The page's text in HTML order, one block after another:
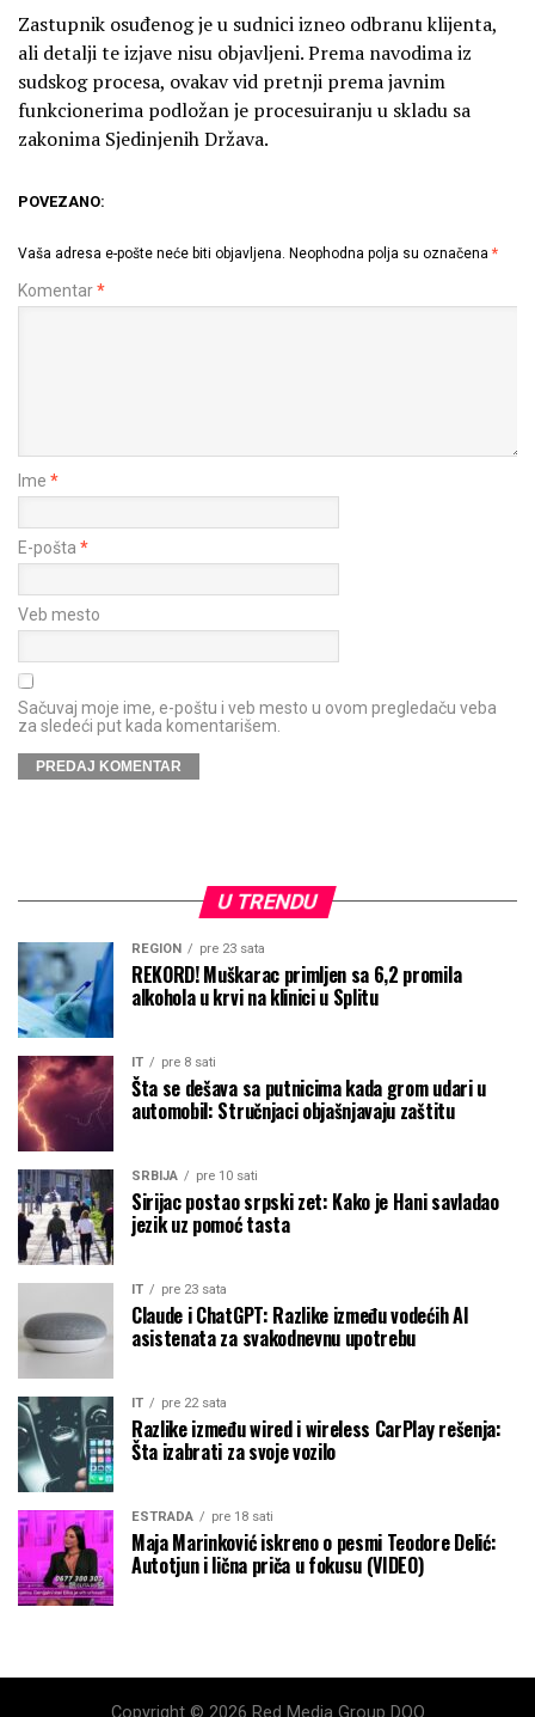
Zastupnik osuđenog je u sudnici izneo odbranu klijenta,
ali detalji te izjave nisu objavljeni. Prema navodima iz
sudskog procesa, ovakav vid pretnji prema javnim
funkcionerima podložan je procesuiranju u skladu sa
zakonima Sjedinjenih Država.
POVEZANO:
Vaša adresa e-pošte neće biti objavljena. Neophodna polja su označena *
Komentar*
Ime *
E-pošta *
Veb mesto
Sačuvaj moje ime, e-poštu i veb mesto u ovom pregledaču veba
za sledeći put kada komentarišem.
U TRENDU
REGION pre 23 sata
REKORD! Muškarac primljen sa 6,2 promila
alkohola u krvi na klinici u Splitu
IT pre 8 sati
Šta se dešava sa putnicima kada grom udari u
automobil: Stručnjaci objašnjavaju zaštitu
SRBIJA pre 10 sati
Sirijac postao srpski zet: Kako je Hani savladao
jezik uz pomoć tasta
IT pre 23 sata
Claude i ChatGPT: Razlike između vodećih AI
asistenata za svakodnevnu upotrebu
IT pre 22 sata
Razlike između wired i wireless CarPlay rešenja:
Šta izabrati za svoje vozilo
ESTRADA pre 18 sati
Maja Marinković iskreno o pesmi Teodore Delić:
Autotjun i lična priča u fokusu (VIDEO)
Copyright © 2026 Red Media Group DOO